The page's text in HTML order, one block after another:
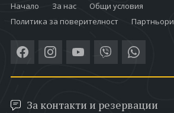
Начало За нас
Общи условия
Политика за поверителност
Партньори
За контакти и резервации